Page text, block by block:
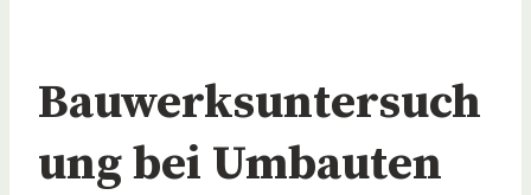
Bauwerksuntersuch
ung bei Umbauten